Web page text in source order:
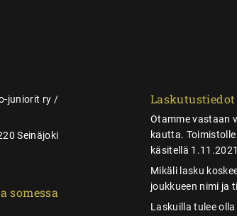
juniorit ry /
Seinäjoki
somessa
Laskutustiedot
Otamme vastaan
kautta.
käsitellä
Mikäli lasku
joukkueen nimi ja
Laskuilla tulee